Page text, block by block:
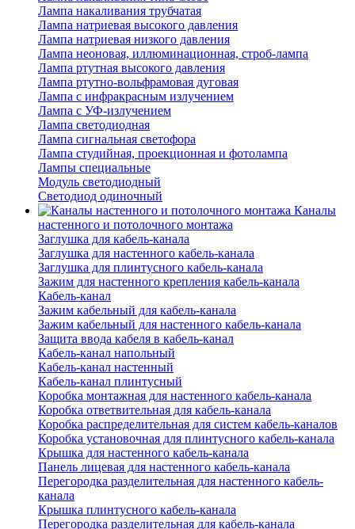
Лампа накаливания трубчатая
Лампа натриевая высокого давления
Лампа натриевая низкого давления
Лампа неоновая, иллюминационная, строб-лампа
Лампа ртутная высокого давления
Лампа ртутно-вольфрамовая дуговая
Лампа с инфракрасным излучением
Лампа с УФ-излучением
Лампа светодиодная
Лампа сигнальная светофора
Лампа студийная, проекционная и фотолампа
Лампы специальные
Модуль светодиодный
Светодиод одиночный
Каналы
настенного и потолочного монтажа
Заглушка для кабель-канала
Заглушка для настенного кабель-канала
Заглушка для плинтусного кабель-канала
Зажим для настенного крепления кабель-канала
Кабель-канал
Зажим кабельный для кабель-канала
Зажим кабельный для настенного кабель-канала
Защита ввода кабеля в кабель-канал
Кабель-канал напольный
Кабель-канал настенный
Кабель-канал плинтусный
Коробка монтажная для настенного кабель-канала
Коробка ответвительная для кабель-канала
Коробка распределительная для систем кабель-каналов
Коробка установочная для плинтусного кабель-канала
Крышка для настенного кабель-канала
Панель лицевая для настенного кабель-канала
Перегородка разделительная для настенного кабель-
канала
Крышка плинтусного кабель-канала
Перегородка разделительная для кабель-канала